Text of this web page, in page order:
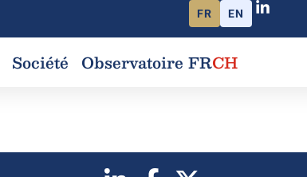
FR EN
Société Observatoire FRCH